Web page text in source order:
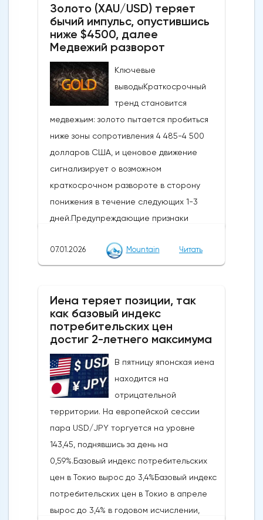
Золото (XAU/USD) теряет
бычий импульс, опустившись
ниже $4500, далее
Медвежий разворот
Ключевые
выводыКраткосрочный
тренд становится
медвежьим: золото пытается пробиться
ниже зоны сопротивления 4 485-4 500
долларов США, и ценовое движение
сигнализирует о возможном
краткосрочном развороте в сторону
понижения в течение следующих 1-3
дней.Предупреждающие признаки
достиг ключевого уровня коррекции
Фибоначчи и сопровождается медвежьей
это движение, скорее всего, является
отскоком от тренда, а не новым бычьим
импульсом.Ключевые уровни, на которые
430/4 403 долларов США откроет путь к
более глубокому откату к 4 333-4 309
долларам США и, возможно, к 4 267-4 243
долларам США, в то время как явный
прорыв выше 4 500 долларов США сведет
на нет медвежий
сценарий.Краткосрочный тренд (от 1 до 3
дней): разворот в сторону
пониженияСледите за ключевым
краткосрочным сопротивлением на
07.01.2026 Mountain Читать
Иена теряет позиции, так
как базовый индекс
потребительских цен
достиг 2-летнего максимума
В пятницу японская иена
находится на
отрицательной
территории. На европейской сессии
пара USD/JPY торгуется на уровне
143,45, поднявшись за день на
0,59%.Базовый индекс потребительских
цен в Токио вырос до 3,4%Базовый индекс
потребительских цен в Токио в апреле
вырос до 3,4% в годовом исчислении,